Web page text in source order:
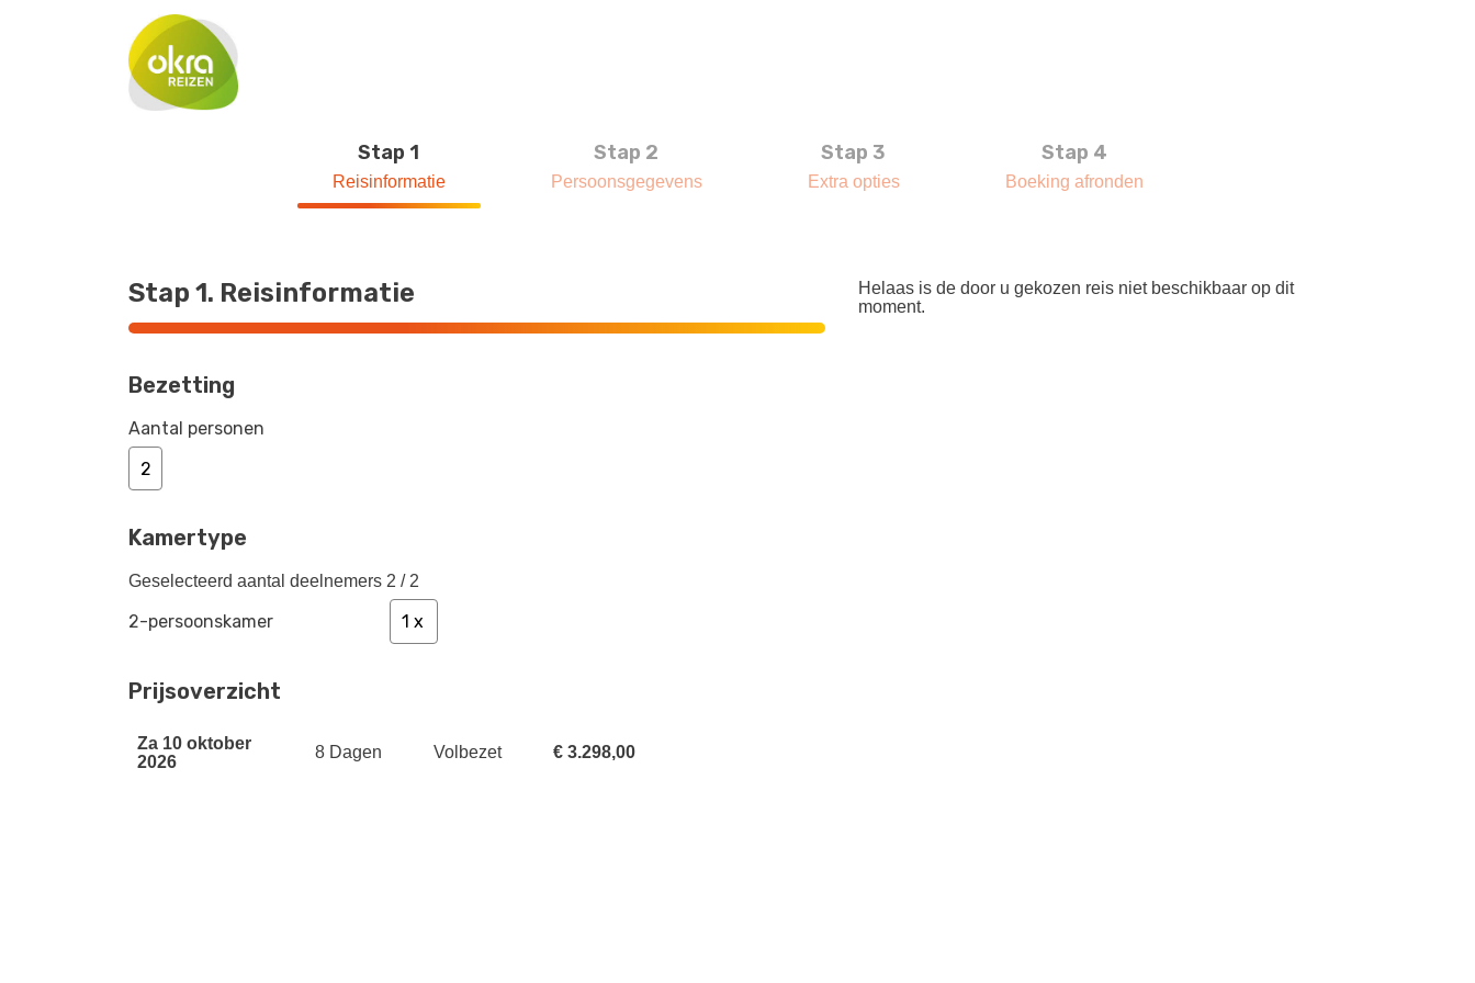
Stap 1
Reisinformatie
Stap 2
Persoonsgegevens
Stap 3
Extra opties
Stap 4
Boeking afronden
Stap 1. Reisinformatie
Bezetting
Aantal personen
Kamertype
Geselecteerd aantal deelnemers 2 / 2
2-persoonskamer
Prijsoverzicht
za 10 oktober
2026
8 Dagen Volbezet € 3.298,00
Helaas is de door u gekozen reis niet beschikbaar op dit
moment.